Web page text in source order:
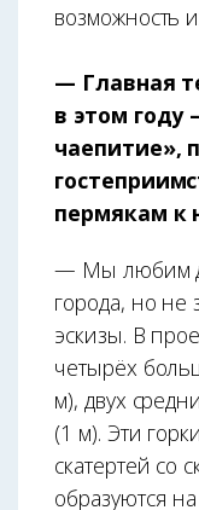
возможность
— Главная
в этом
чаепитие»,
пермякам к
— Мы любим
города, но не
эскизы. В
четырёх
м), двух
(1 м). Эти
скатертей со
образуются